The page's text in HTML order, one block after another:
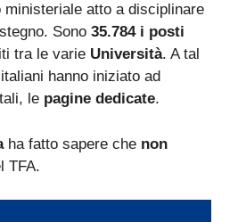
ministeriale atto a disciplinare
Sono 35.784 i posti
tra le varie Università. A tal
hanno iniziato ad
le pagine dedicate.
ha fatto sapere che non
TFA.